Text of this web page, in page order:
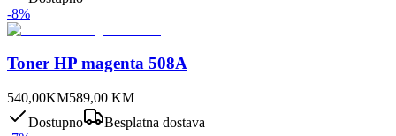
-8%
Toner HP magenta 508A
540,00KM589,00 KM
Dostupno
Besplatna dostava